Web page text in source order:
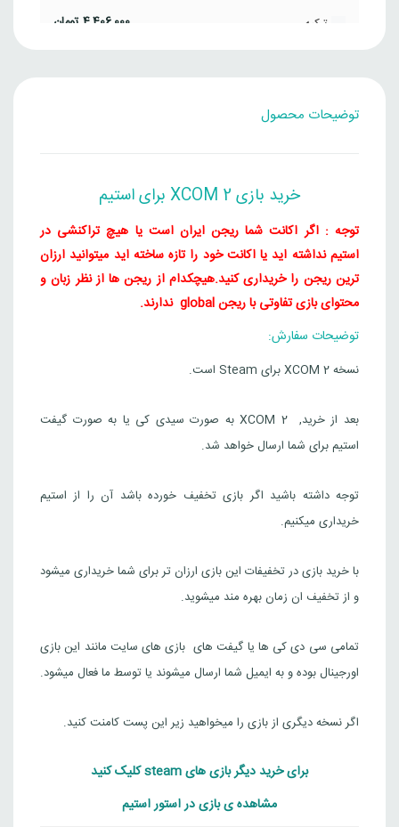
ترکیه
4,406,000تومان
قزاقستان
هند
XCOM 2
3,816,000 تومان
Steam
توضیحات محصول
خرید بازی XCOM 2 برای استیم
توجه : اگر اکانت شما ریجن ایران است یا هیچ تراکنشی در
استیم نداشته اید یا اکانت خود را تازه ساخته اید میتوانید ارزان
ترین ریجن را خریداری کنید.هیچکدام از ریجن ها از نظر زبان و
محتوای بازی تفاوتی با ریجن global ندارند.
توضیحات سفارش:
نسخه XCOM 2 برای Steam است.
بعد از خرید, XCOM 2 به صورت سیدی کی یا به صورت گیفت
استیم برای شما ارسال خواهد شد.
توجه داشته باشید اگر بازی تخفیف خورده باشد آن را از استیم
خریداری میکنیم.
با خرید بازی در تخفیفات این بازی ارزان تر برای شما خریداری میشود
و از تخفیف ان زمان بهره مند میشوید.
تمامی سی دی کی ها یا گیفت های بازی های سایت مانند این بازی
اورجینال بوده و به ایمیل شما ارسال میشوند یا توسط ما فعال میشود.
اگر نسخه دیگری از بازی را میخواهید زیر این پست کامنت کنید.
برای خرید دیگر بازی های steam کلیک کنید
مشاهده ی بازی در استور استیم